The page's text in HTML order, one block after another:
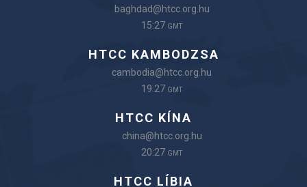
baghdad@htcc.org.hu
15:27 GMT
HTCC KAMBODZSA
cambodia@htcc.org.hu
19:27 GMT
HTCC KÍNA
china@htcc.org.hu
20:27 GMT
HTCC LÍBIA